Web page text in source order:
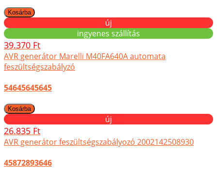
új
ingyenes szállítás
39.370 Ft
AVR generátor Marelli M40FA640A automata
feszültségszabályzó
54645645645
új
26.835 Ft
AVR generátor feszültségszabályozó 2002142508930
45872893646